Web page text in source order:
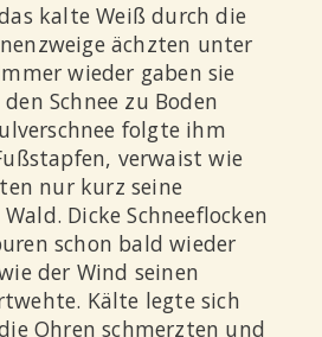
kalte Weiß durch die
ächzten unter
wieder gaben sie
Schnee zu Boden
folgte ihm
verwaist wie
nur kurz seine
Dicke Schneeflocken
schon bald wieder
der Wind seinen
Kälte legte sich
Ohren schmerzten und